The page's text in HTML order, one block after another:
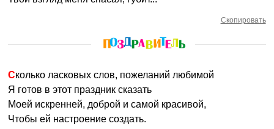
Скопировать
Сколько ласковых слов, пожеланий любимой
Я готов в этот праздник сказать
Моей искренней, доброй и самой красивой,
Чтобы ей настроение создать.